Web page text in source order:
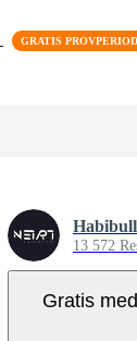
13 572
Gratis